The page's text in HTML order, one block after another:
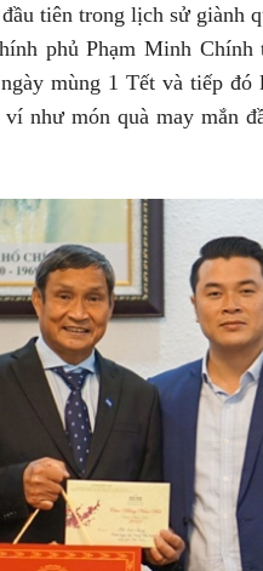
tiên trong lịch sử
phủ Phạm Minh
mùng 1 Tết và tiếp
như món quà may mắn